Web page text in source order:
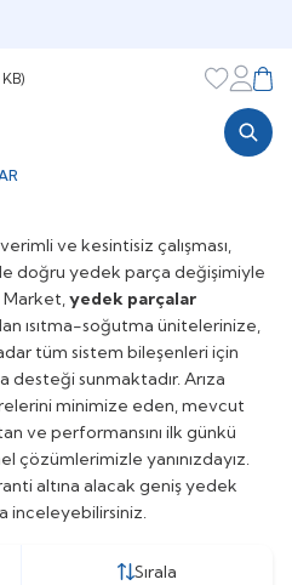
Favorilerim
ve kesintisiz çalışması,
doğru yedek parça değişimiyle
Market,yedek parçalar
ısıtma-soğutma ünitelerinize,
tüm sistem bileşenleri için
sunmaktadır. Arıza
minimize eden, mevcut
ve performansını ilk günkü
çözümlerimizle yanınızdayız.
altına alacak geniş yedek
inceleyebilirsiniz.
Sırala